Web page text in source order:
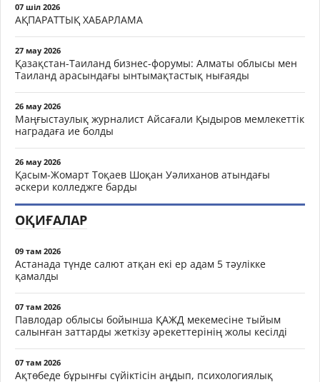
07 шіл 2026
АҚПАРАТТЫҚ ХАБАРЛАМА
27 мау 2026
Қазақстан-Таиланд бизнес-форумы: Алматы облысы мен
Таиланд арасындағы ынтымақтастық нығаяды
26 мау 2026
Маңғыстаулық журналист Айсағали Қыдыров мемлекеттік
наградаға ие болды
26 мау 2026
Қасым-Жомарт Тоқаев Шоқан Уәлиханов атындағы
әскери колледжге барды
ОҚИҒАЛАР
09 там 2026
Астанада түнде салют атқан екі ер адам 5 тәулікке
қамалды
07 там 2026
Павлодар облысы бойынша ҚАЖД мекемесіне тыйым
салынған заттарды жеткізу әрекеттерінің жолы кесілді
07 там 2026
Ақтөбеде бұрынғы сүйіктісін аңдып, психологиялық